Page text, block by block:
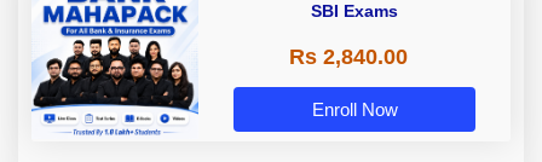
SBI Exams
Rs 2,840.00
Enroll Now